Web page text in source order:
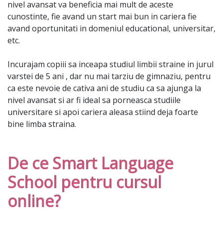
nivel avansat va beneficia mai mult de aceste
cunostinte, fie avand un start mai bun in cariera fie
avand oportunitati in domeniul educational, universitar,
etc.
Incurajam copiii sa inceapa studiul limbii straine in jurul
varstei de 5 ani , dar nu mai tarziu de gimnaziu, pentru
ca este nevoie de cativa ani de studiu ca sa ajunga la
nivel avansat si ar fi ideal sa porneasca studiile
universitare si apoi cariera aleasa stiind deja foarte
bine limba straina.
De ce Smart Language
School pentru cursul
online?